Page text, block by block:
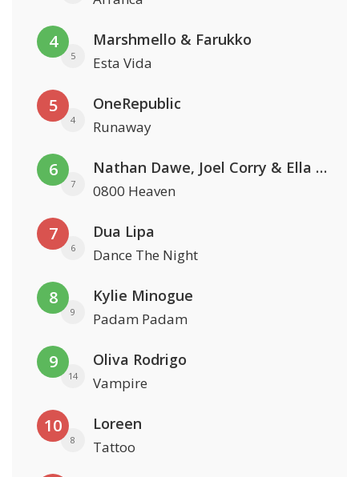
4
5
Marshmello & Farukko
Esta Vida
5
4
OneRepublic
Runaway
6
7
Nathan Dawe, Joel Corry & Ella Henderson
0800 Heaven
7
6
Dua Lipa
Dance The Night
8
9
Kylie Minogue
Padam Padam
9
14
Oliva Rodrigo
Vampire
10
8
Loreen
Tattoo